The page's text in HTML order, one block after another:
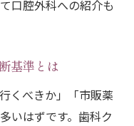
を正しく知る
流れと治療期間
療費の目安
口腔外科への紹介も
基準とは
くべきか」「市販薬
いはずです。歯科ク